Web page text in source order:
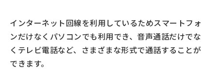
インターネット回線を利用しているためスマートフォ
ンだけなくパソコンでも利用でき、音声通話だけでな
くテレビ電話など、さまざまな形式で通話することが
できます。